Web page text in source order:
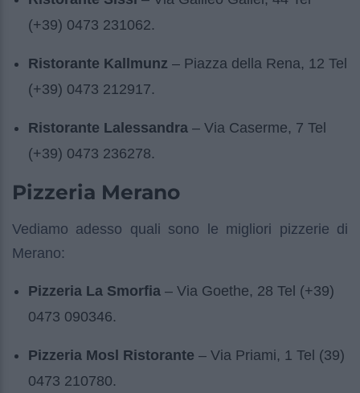
(+39) 0473 231062.
Ristorante Kallmunz – Piazza della Rena, 12 Tel
(+39) 0473 212917.
Ristorante Lalessandra – Via Caserme, 7 Tel
(+39) 0473 236278.
Pizzeria Merano
Vediamo adesso quali sono le migliori pizzerie di
Merano:
Pizzeria La Smorfia – Via Goethe, 28 Tel (+39)
0473 090346.
Pizzeria Mosl Ristorante – Via Priami, 1 Tel (39)
0473 210780.